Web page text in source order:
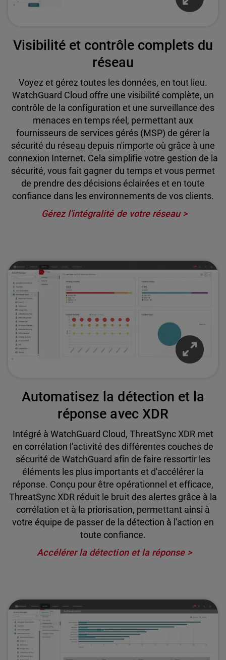
Visibilité et contrôle complets du
réseau
Voyez et gérez toutes les données, en tout lieu.
WatchGuard Cloud offre une visibilité complète, un
contrôle de la configuration et une surveillance des
menaces en temps réel, permettant aux
fournisseurs de services gérés (MSP) de gérer la
sécurité du réseau depuis n'importe où grâce à une
connexion Internet. Cela simplifie votre gestion de la
sécurité, vous fait gagner du temps et vous permet
de prendre des décisions éclairées et en toute
confiance dans les environnements de vos clients.
Gérez l'intégralité de votre réseau
Automatisez la détection et la
réponse avec XDR
Intégré à WatchGuard Cloud, ThreatSync XDR met
en corrélation l'activité des différentes couches de
sécurité de WatchGuard afin de faire ressortir les
éléments les plus importants et d'accélérer la
réponse. Conçu pour être opérationnel et efficace,
ThreatSync XDR réduit le bruit des alertes grâce à la
corrélation et à la priorisation, permettant ainsi à
votre équipe de passer de la détection à l'action en
toute confiance.
Accélérer la détection et la réponse